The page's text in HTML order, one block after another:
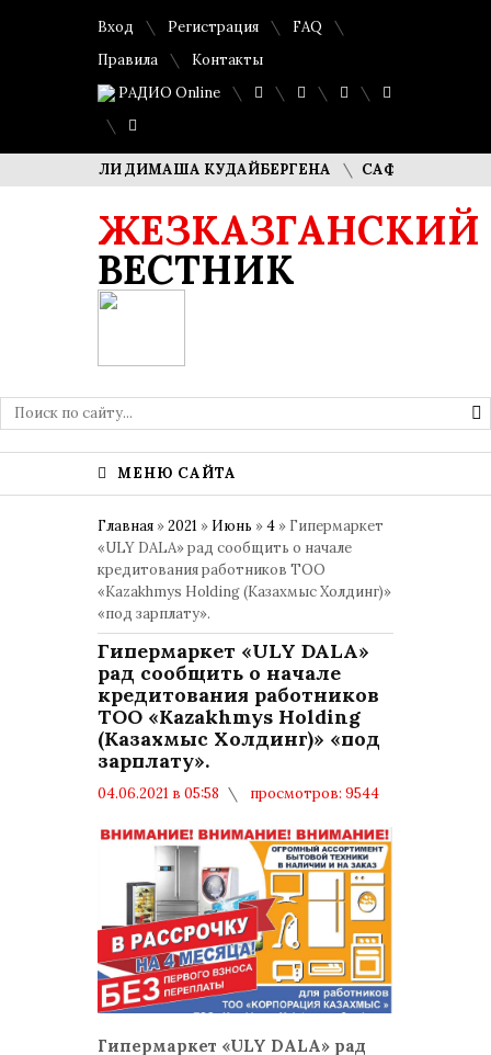
Вход Регистрация
FAQ
Правила
Контакты
РАДИО Online
ДИМАША КУДАЙБЕРГЕНА САФУАН
ЖЕЗКАЗГАНСКИЙ
ВЕСТНИК
МЕНЮ САЙТА
Главная »2021 » Июнь »4 » Гипермаркет
«ULY DALA» рад сообщить о начале
кредитования работников ТОО
«Kazakhmys Holding (Казахмыс Холдинг)»
«под зарплату».
Гипермаркет «ULY DALA»
рад сообщить о начале
кредитования работников
ТОО «Kazakhmys Holding
(Казахмыс Холдинг)» «под
зарплату».
04.06.2021 в 05:58
просмотров: 9544
Гипермаркет «ULY DALA» рад